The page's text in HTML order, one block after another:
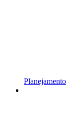
Planejamento